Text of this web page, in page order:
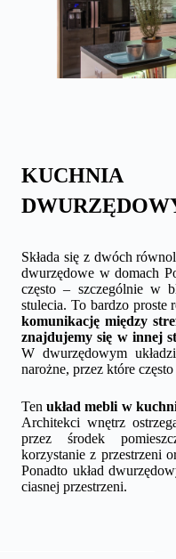
KUCHNIA
Składa się z dwóch
dwurzędowe w domach
często – szczególnie w
stulecia. To bardzo proste
komunikację między
znajdujemy się w innej
W dwurzędowym
narożne, przez które
Tenukład mebli w
Architekci wnętrz
przez środek
korzystanie z przestrzeni
Ponadto układ
ciasnej przestrzeni.